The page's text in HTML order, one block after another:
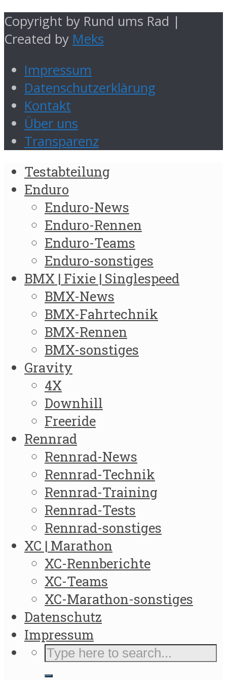
Copyright by Rund ums Rad |
Created by Meks
Impressum
Datenschutzerklärung
Kontakt
Über uns
Transparenz
Testabteilung
Enduro
Enduro-News
Enduro-Rennen
Enduro-Teams
Enduro-sonstiges
BMX | Fixie | Singlespeed
BMX-News
BMX-Fahrtechnik
BMX-Rennen
BMX-sonstiges
Gravity
4X
Downhill
Freeride
Rennrad
Rennrad-News
Rennrad-Technik
Rennrad-Training
Rennrad-Tests
Rennrad-sonstiges
XC | Marathon
XC-Rennberichte
XC-Teams
XC-Marathon-sonstiges
Datenschutz
Impressum